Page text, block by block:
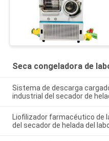
Seca congeladora de
Sistema de descarga
industrial del secador de
Liofilizador farmacéutico de
del secador de helada del